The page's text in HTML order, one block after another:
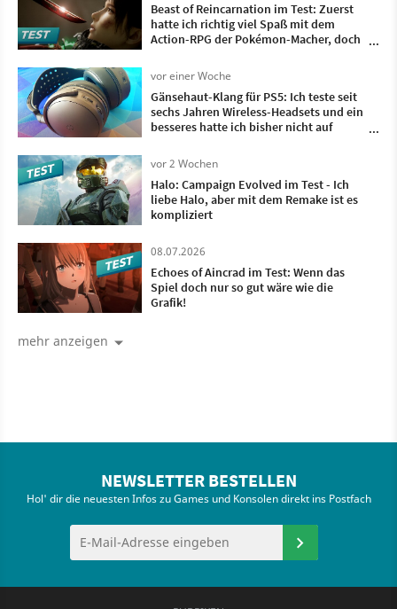
Beast of Reincarnation im Test: Zuerst
hatte ich richtig viel Spaß mit dem
Action-RPG der Pokémon-Macher, doch
vorbei ist
vor einer Woche
Gänsehaut-Klang für PS5: Ich teste seit
sechs Jahren Wireless-Headsets und ein
besseres hatte ich bisher nicht auf
vor 2 Wochen
Halo: Campaign Evolved im Test - Ich
liebe Halo, aber mit dem Remake ist es
kompliziert
08.07.2026
Echoes of Aincrad im Test: Wenn das
Spiel doch nur so gut wäre wie die
Grafik!
mehr anzeigen
NEWSLETTER BESTELLEN
Hol' dir die neuesten Infos zu Games und Konsolen direkt ins Postfach